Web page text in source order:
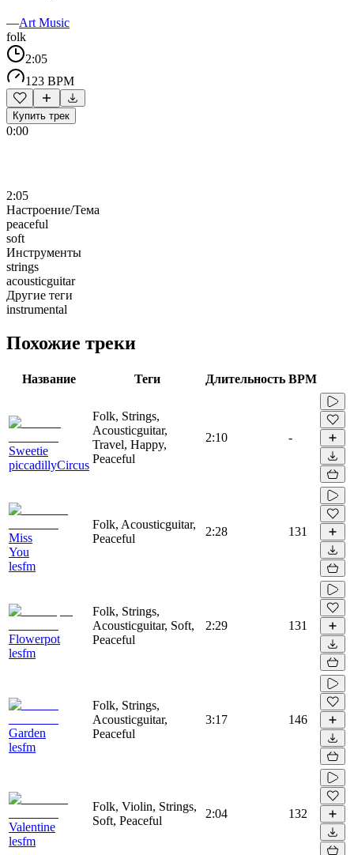
—Art Music
folk
2:05
123 BPM
Купить трек
0:00
2:05
Настроение/Тема
peaceful
soft
Инструменты
strings
acousticguitar
Другие теги
instrumental
Похожие треки
Название Теги Длительность BPM
Sweetie
piccadillyCircus
Folk, Strings,
Acousticguitar,
Travel, Happy,
Peaceful
2:10 -
Miss
You
lesfm
Folk, Acousticguitar,
Peaceful
2:28 131
Flowerpot
lesfm
Folk, Strings,
Acousticguitar, Soft,
Peaceful
2:29 131
Garden
lesfm
Folk, Strings,
Acousticguitar,
Peaceful
3:17 146
Valentine
lesfm
Folk, Violin, Strings,
Soft, Peaceful
2:04 132